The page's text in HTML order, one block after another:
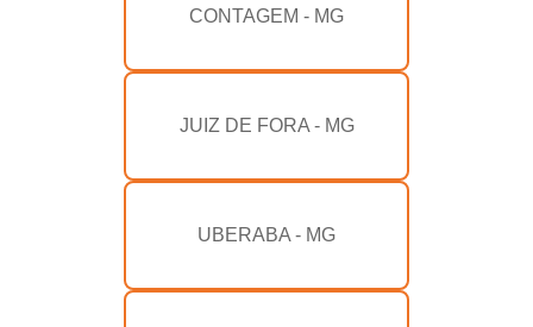
CONTAGEM - MG
JUIZ DE FORA - MG
UBERABA - MG